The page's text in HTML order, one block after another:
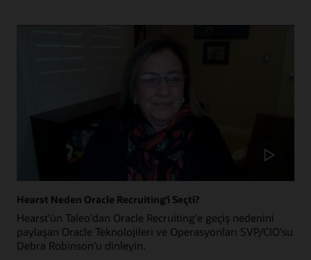
Hearst Neden Oracle Recruiting'i Seçti?
Hearst'ün Taleo'dan Oracle Recruiting'e geçiş nedenini
paylaşan Oracle Teknolojileri ve Operasyonları SVP/CIO'su
Debra Robinson'u dinleyin.